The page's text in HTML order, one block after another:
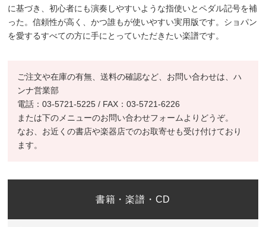
に基づき、初心者にも演奏しやすいような指使いとペダル記号を補
った。信頼性が高く、かつ誰もが使いやすい実用版です。ショパン
を愛するすべての方に手にとっていただきたい楽譜です。
ご注文や在庫の有無、送料の確認など、お問い合わせは、ハ
ンナ営業部
電話：03-5721-5225 / FAX：03-5721-6226
または下のメニューのお問い合わせフォームよりどうぞ。
なお、お近くの書店や楽器店でのお取寄せも受け付けており
ます。
書籍・楽譜・CD